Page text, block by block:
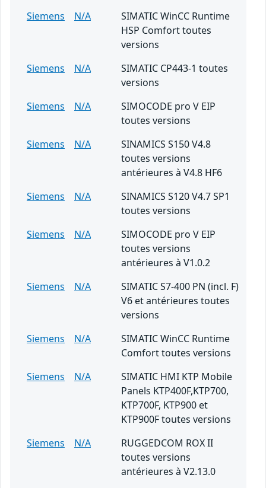
Siemens
N/A
SIMATIC WinCC Runtime
HSP Comfort toutes
versions
Siemens
N/A
SIMATIC CP443-1 toutes
versions
Siemens
N/A
SIMOCODE pro V EIP
toutes versions
Siemens
N/A
SINAMICS S150 V4.8
toutes versions
antérieures à V4.8 HF6
Siemens
N/A
SINAMICS S120 V4.7 SP1
toutes versions
Siemens
N/A
SIMOCODE pro V EIP
toutes versions
antérieures à V1.0.2
Siemens
N/A
SIMATIC S7-400 PN (incl. F)
V6 et antérieures toutes
versions
Siemens
N/A
SIMATIC WinCC Runtime
Comfort toutes versions
Siemens
N/A
SIMATIC HMI KTP Mobile
Panels KTP400F,KTP700,
KTP700F, KTP900 et
KTP900F toutes versions
Siemens
N/A
RUGGEDCOM ROX II
toutes versions
antérieures à V2.13.0